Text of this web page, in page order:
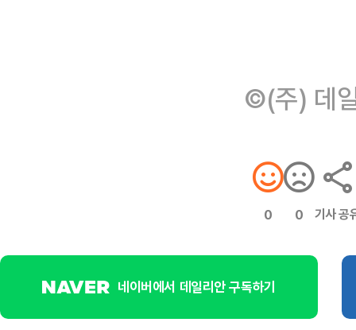
©(주) 데
0 0 기사 공
네이버에서 데일리안 구독하기